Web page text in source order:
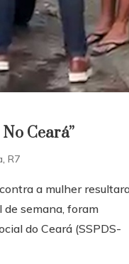
Ceará”
, R7
a mulher
semana, foram
do Ceará (SSPDS-